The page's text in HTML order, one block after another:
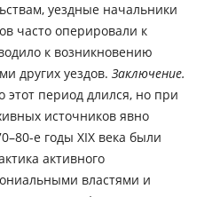
уездные начальники
часто оперировали к
к возникновению
других уездов. Заключение.
этот период длился, но при
источников явно
е годы XIX века были
активного
властями и